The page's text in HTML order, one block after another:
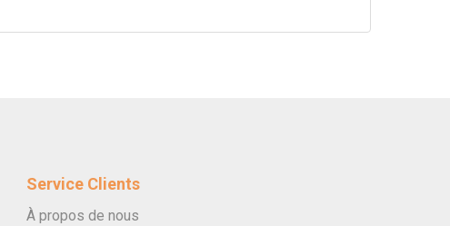
Service Clients
À propos de nous